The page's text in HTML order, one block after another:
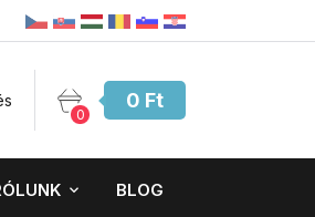
0
0 Ft
BLOG